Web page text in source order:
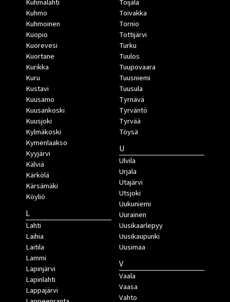
Kuhmalahti
Kuhmo
Kuhmoinen
Kuopio
Kuorevesi
Kuortane
Kurikka
Kuru
Kustavi
Kuusamo
Kuusankoski
Kuusjoki
Kylmäkoski
Kymenlaakso
Kyyjärvi
Kälviä
Kärkölä
Kärsämäki
Köyliö
L
Lahti
Laihia
Laitila
Lammi
Lapinjärvi
Lapinlahti
Lappajärvi
Toijala
Toivakka
Tornio
Tottijärvi
Turku
Tuulos
Tuupovaara
Tuusniemi
Tuusula
Tyrnävä
Tyrväntö
Tyrvää
Töysä
U
Ulvila
Urjala
Utajärvi
Utsjoki
Uukuniemi
Uurainen
Uusikaarlepyy
Uusikaupunki
Uusimaa
V
Vaala
Vaasa
Vahto